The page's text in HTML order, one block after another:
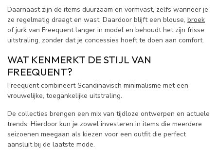
Daarnaast zijn de items duurzaam en vormvast, zelfs wanneer je
ze regelmatig draagt en wast. Daardoor blijft een blouse, broek
of jurk van Freequent langer in model en behoudt het zijn frisse
uitstraling, zonder dat je concessies hoeft te doen aan comfort.
WAT KENMERKT DE STIJL VAN
FREEQUENT?
Freequent combineert Scandinavisch minimalisme met een
vrouwelijke, toegankelijke uitstraling.
De collecties brengen een mix van tijdloze ontwerpen en actuele
trends. Hierdoor kun je zowel investeren in items die meerdere
seizoenen meegaan als kiezen voor een outfit die perfect
aansluit bij de laatste mode.